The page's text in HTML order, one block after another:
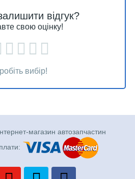
відгук?
свою оцінку!
вибір!
магазин автозапчастин